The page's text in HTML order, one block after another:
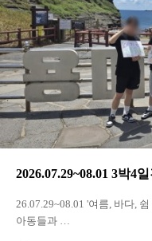
2026.07.29~08.01 3박4
26.07.29~08.01 '여름, 바다,
아동들과 …